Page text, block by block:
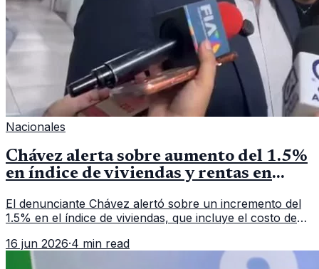
Nacionales
Chávez alerta sobre aumento del 1.5%
en índice de viviendas y rentas en
El denunciante Chávez alertó sobre un incremento del
1.5% en el índice de viviendas, que incluye el costo de
Alimentaria Ampliada.
16 jun 2026·4 min read